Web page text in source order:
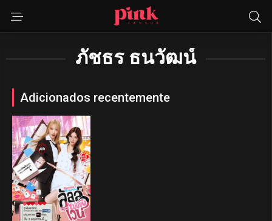
ภัชธร ธนวัฒน์
Adicionados recentemente